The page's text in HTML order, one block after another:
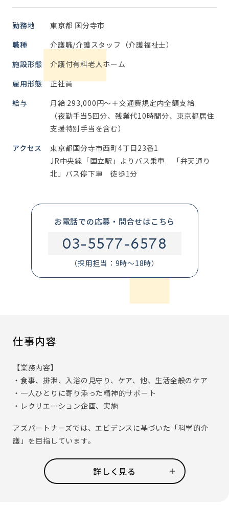
勤務地
東京都 国分寺市
職種
介護職/介護スタッフ（介護福祉士）
施設形態
介護付有料老人ホーム
雇用形態
正社員
給与
月給 293,000円～＋交通費規定内全額支給
（夜勤手当5回分、残業代10時間分、東京都居住
支援特別手当を含む）
アクセス
東京都国分寺市西町4丁目23番1
JR中央線「国立駅」よりバス乗車 「弁天通り
北」バス停下車 徒歩1分
お電話での応募・問合せはこちら
03-5577-6578
（採用担当：9時～18時）
仕事内容
【業務内容】
・食事、排泄、入浴の見守り、ケア、他、生活全般のケア
・一人ひとりに寄り添った精神的サポート
・レクリエーション企画、実施
アズパートナーズでは、エビデンスに基づいた「科学的介
護」を目指しています。
定やケアプランの作成に役立てています。
詳しく見る